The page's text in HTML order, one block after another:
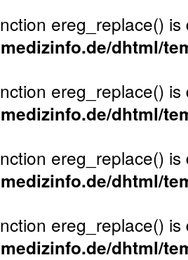
ereg_replace()
dhtml/
ereg_replace()
dhtml/
ereg_replace()
dhtml/
ereg_replace()
dhtml/